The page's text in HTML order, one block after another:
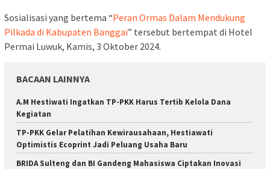
Sosialisasi yang bertema “Peran Ormas Dalam Mendukung
Pilkada di Kabupaten Banggai” tersebut bertempat di Hotel
Permai Luwuk, Kamis, 3 Oktober 2024.
BACAAN LAINNYA
A.M Hestiwati Ingatkan TP-PKK Harus Tertib Kelola Dana
Kegiatan
TP-PKK Gelar Pelatihan Kewirausahaan, Hestiawati
Optimistis Ecoprint Jadi Peluang Usaha Baru
BRIDA Sulteng dan BI Gandeng Mahasiswa Ciptakan Inovasi